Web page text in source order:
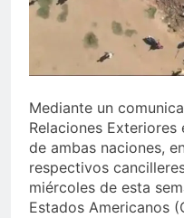
3
Mediante un
Relaciones
de ambas naciones,
respectivos
miércoles de esta
Estados Americanos